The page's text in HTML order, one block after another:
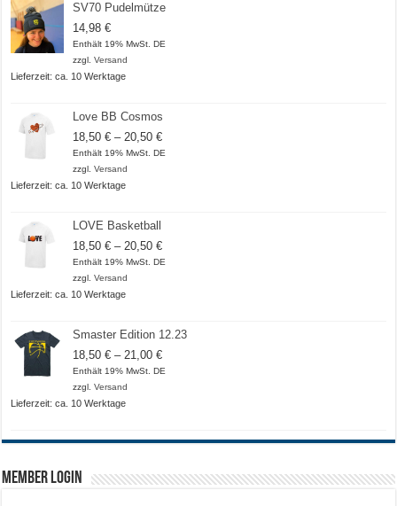
SV70 Pudelmütze
14,98€
Enthält 19% MwSt. DE
zzgl.Versand
Lieferzeit: ca. 10 Werktage
Love BB Cosmos
18,50€ –20,50€Preisspanne:
18,50 €
Enthält 19% MwSt. DE
zzgl.Versand
Lieferzeit: ca. 10 Werktage
LOVE Basketball
18,50€ –20,50€Preisspanne:
18,50 €
Enthält 19% MwSt. DE
zzgl.Versand
Lieferzeit: ca. 10 Werktage
Smaster Edition 12.23
18,50€ –21,00€Preisspanne:
18,50 €
Enthält 19% MwSt. DE
zzgl.Versand
Lieferzeit: ca. 10 Werktage
Member Login